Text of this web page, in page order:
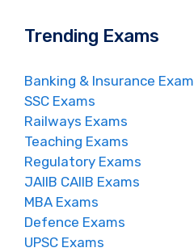
Trending Exams
Banking & Insurance
SSC Exams
Railways Exams
Teaching Exams
Regulatory Exams
JAIIB CAIIB Exams
MBA Exams
Defence Exams
UPSC Exams